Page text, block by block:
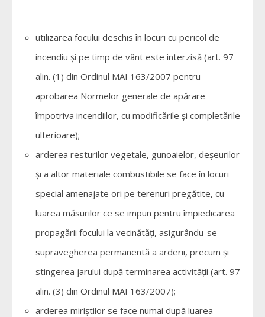
utilizarea focului deschis în locuri cu pericol de
incendiu şi pe timp de vânt este interzisă (art. 97
alin. (1) din Ordinul MAI 163/2007 pentru
aprobarea Normelor generale de apărare
împotriva incendiilor, cu modificările şi completările
ulterioare);
arderea resturilor vegetale, gunoaielor, deşeurilor
şi a altor materiale combustibile se face în locuri
special amenajate ori pe terenuri pregătite, cu
luarea măsurilor ce se impun pentru împiedicarea
propagării focului la vecinătăţi, asigurându-se
supravegherea permanentă a arderii, precum şi
stingerea jarului după terminarea activităţii (art. 97
alin. (3) din Ordinul MAI 163/2007);
arderea miriştilor se face numai după luarea